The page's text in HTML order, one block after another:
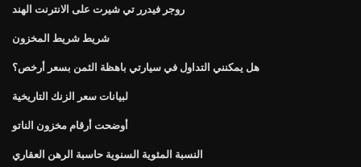
روجر فيدرر تي شيرت على الانترنت الهند
شريط شريط المخزون
هل يمكنني التداول في سيارتي باهظة الثمن بسعر أرخص؟
لبيانات سعر الزنك التاريخية
أوضحت أرقام مخزون الناتو
النسبة المئوية السنوية حاسبة الرهن العقاري